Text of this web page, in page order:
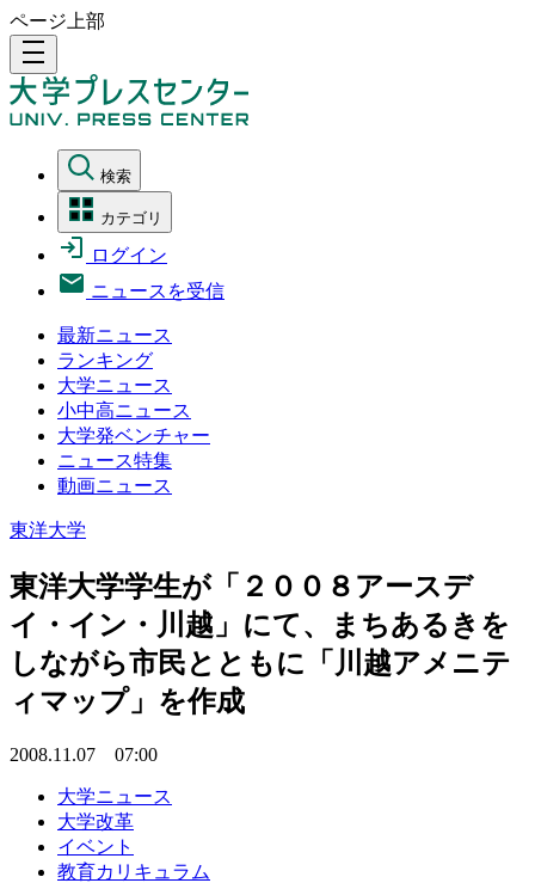
ページ上部
density_medium
検索
カテゴリ
ログイン
ニュースを受信
最新ニュース
ランキング
大学ニュース
小中高ニュース
大学発ベンチャー
ニュース特集
動画ニュース
東洋大学
東洋大学学生が「２００８アースデ
イ・イン・川越」にて、まちあるきを
しながら市民とともに「川越アメニテ
ィマップ」を作成
2008.11.07 07:00
大学ニュース
大学改革
イベント
教育カリキュラム